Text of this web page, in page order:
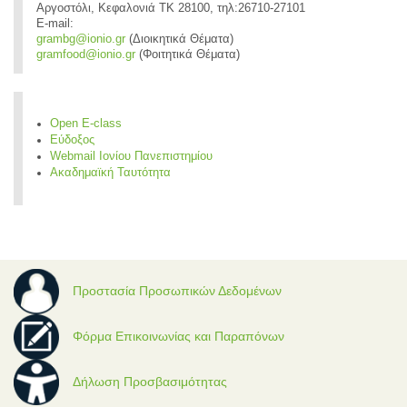
Αργοστόλι, Κεφαλονιά ΤΚ 28100, τηλ:26710-27101
E-mail:
grambg@ionio.gr (Διοικητικά Θέματα)
gramfood@ionio.gr (Φοιτητικά Θέματα)
Open E-class
Εύδοξος
Webmail Ιονίου Πανεπιστημίου
Ακαδημαϊκή Ταυτότητα
Προστασία Προσωπικών Δεδομένων
Φόρμα Επικοινωνίας και Παραπόνων
Δήλωση Προσβασιμότητας